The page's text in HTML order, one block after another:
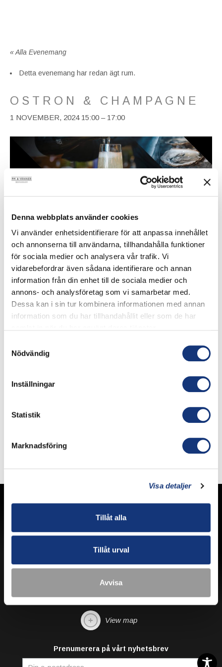
Denna webbplats använder cookies
Vi använder enhetsidentifierare för att anpassa innehållet
och annonserna till användarna, tillhandahålla funktioner
för sociala medier och analysera vår trafik. Vi
vidarebefordrar även sådana identifierare och annan
information från din enhet till de sociala medier och
annons- och analysföretag som vi samarbetar med.
Dessa kan i sin tur kombinera informationen med annan
information som du har tillhandahållit eller som de har
Nödvändig
Inställningar
Statistik
Marknadsföring
Visa detaljer
Tillåt alla
Tillåt urval
Avvisa
« Alla Evenemang
Detta evenemang har redan ägt rum.
OSTRON & CHAMPAGNE
1 NOVEMBER, 2024 15:00 – 17:00
Varje fredag mellan 15:00 och 17:00 erbjuder vi ostron för
endast 25 kr/st och champagne för 119 kr/glas så långt lagret
räcker. Självklart har vi också utmärkta alkoholfria alternativ för
den som önskar.
Välkomna att starta helgen på bästa sätt!
DETALJER
Tid:
Ostron & Champagne
352 31 Växjö, Sweden
Restaurant/Bistro/Bar: pm@pmrestauranger.se
View map
Prenumerera på vårt nyhetsbrev